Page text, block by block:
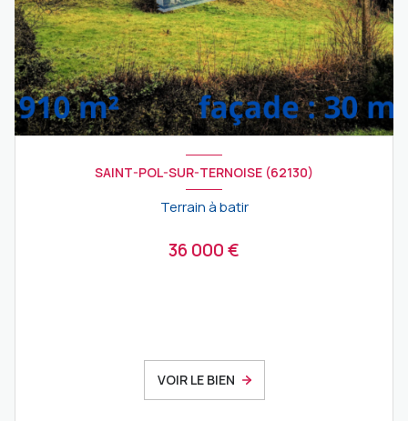
SAINT-POL-SUR-TERNOISE (62130)
Terrain à batir
36 000 €
VOIR LE BIEN